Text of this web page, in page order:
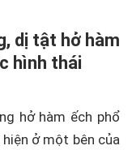
dị tật hở hàm
hình thái
hở hàm ếch phổ
ở một bên của